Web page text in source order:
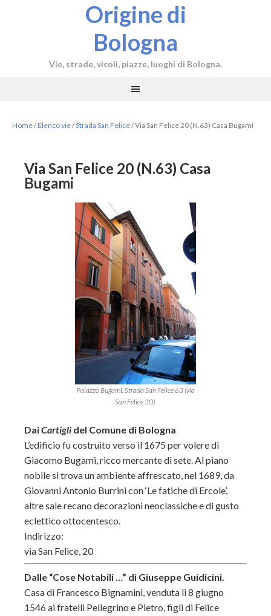
Origine di
Bologna
Vie, strade, vicoli, piazze, luoghi di Bologna.
Home/Elenco vie/Strada San Felice/Via San Felice 20 (N.63) Casa Bugami
Via San Felice 20 (N.63) Casa
Bugami
Palazzo Bugami, Strada San Felice 63 (via
San Felice 20).
DaiCartigli del Comune di Bologna
L’edificio fu costruito verso il 1675 per volere di
Giacomo Bugami, ricco mercante di sete. Al piano
nobile si trova un ambiente affrescato, nel 1689, da
Giovanni Antonio Burrini con ‘Le fatiche di Ercole’,
altre sale recano decorazioni neoclassiche e di gusto
eclettico ottocentesco.
Indirizzo:
via San Felice, 20
Dalle “Cose Notabili …” di Giuseppe Guidicini.
Casa di Francesco Bignamini, venduta li 8 giugno
1546 ai fratelli Pellegrino e Pietro, figli di Felice